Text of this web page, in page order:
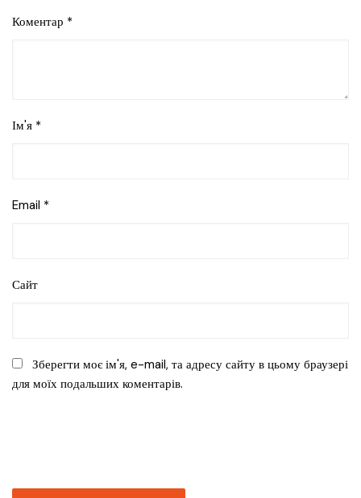
Коментар *
Ім'я *
Email *
Сайт
Зберегти моє ім'я, e-mail, та адресу сайту в цьому браузері
для моїх подальших коментарів.